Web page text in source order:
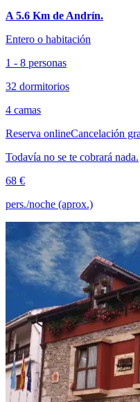
A 5.6 Km de Andrín.
Entero o habitación
1 - 8 personas
32 dormitorios
4 camas
Reserva onlineCancelación
Todavía no se te cobrará nada.
68 €
pers./noche (aprox.)